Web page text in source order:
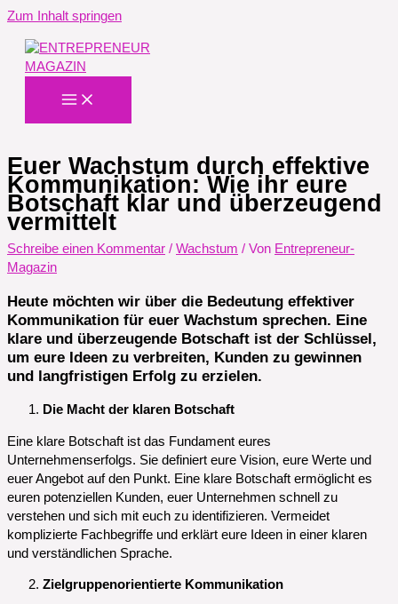
Zum Inhalt springen
Euer Wachstum durch effektive
Kommunikation: Wie ihr eure
Botschaft klar und überzeugend
vermittelt
Schreibe einen Kommentar / Wachstum / Von Entrepreneur-
Magazin
Heute möchten wir über die Bedeutung effektiver
Kommunikation für euer Wachstum sprechen. Eine
klare und überzeugende Botschaft ist der Schlüssel,
um eure Ideen zu verbreiten, Kunden zu gewinnen
und langfristigen Erfolg zu erzielen.
Die Macht der klaren Botschaft
Eine klare Botschaft ist das Fundament eures
Unternehmenserfolgs. Sie definiert eure Vision, eure Werte und
euer Angebot auf den Punkt. Eine klare Botschaft ermöglicht es
euren potenziellen Kunden, euer Unternehmen schnell zu
verstehen und sich mit euch zu identifizieren. Vermeidet
komplizierte Fachbegriffe und erklärt eure Ideen in einer klaren
und verständlichen Sprache.
Zielgruppenorientierte Kommunikation